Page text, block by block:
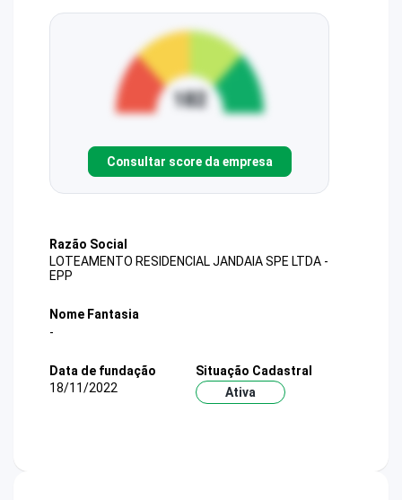
Consultar score da empresa
Razão Social
LOTEAMENTO RESIDENCIAL JANDAIA SPE LTDA -
EPP
Nome Fantasia
-
Data de fundação
18/11/2022
Situação Cadastral
Ativa